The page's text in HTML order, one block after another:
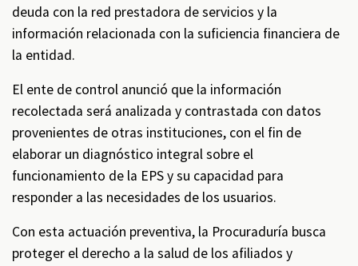
deuda con la red prestadora de servicios y la
información relacionada con la suficiencia financiera de
la entidad.
El ente de control anunció que la información
recolectada será analizada y contrastada con datos
provenientes de otras instituciones, con el fin de
elaborar un diagnóstico integral sobre el
funcionamiento de la EPS y su capacidad para
responder a las necesidades de los usuarios.
Con esta actuación preventiva, la Procuraduría busca
proteger el derecho a la salud de los afiliados y